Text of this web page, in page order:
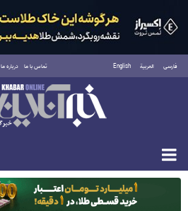
فارسی العربية English تماس با ما درباره ما
یکشنبه ۱۸ مرداد ۱۴۰۵